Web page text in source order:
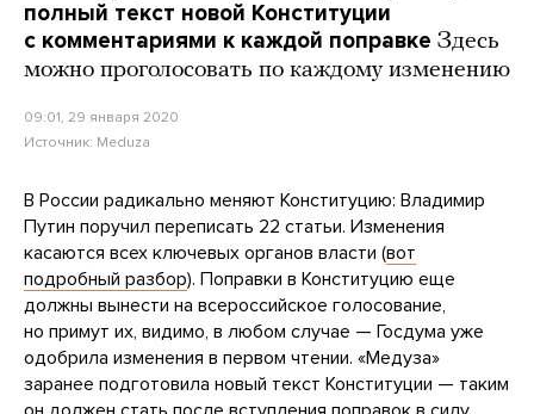
полный текст новой Конституции
с комментариями к каждой поправке Здесь
можно проголосовать по каждому изменению
09:01, 29 января 2020
Источник: Meduza
В России радикально меняют Конституцию: Владимир
Путин поручил переписать 22 статьи. Изменения
касаются всех ключевых органов власти (вот
подробный разбор). Поправки в Конституцию еще
должны вынести на всероссийское голосование,
но примут их, видимо, в любом случае — Госдума уже
одобрила изменения в первом чтении. «Медуза»
заранее подготовила новый текст Конституции — таким